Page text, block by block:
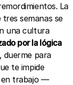
La
semanas se
una cultura
por la lógica
duerme para
te impide
en trabajo —